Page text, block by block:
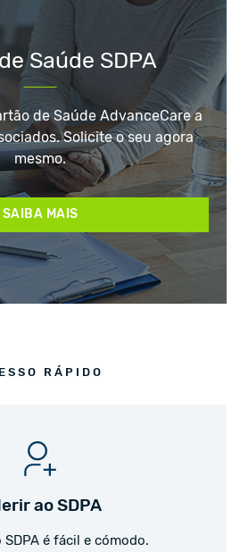
Saúde SDPA
de Saúde AdvanceCare a
Solicite o seu agora
mesmo.
SAIBA MAIS
RÁPIDO
ao SDPA
SDPA é fácil e cómodo.